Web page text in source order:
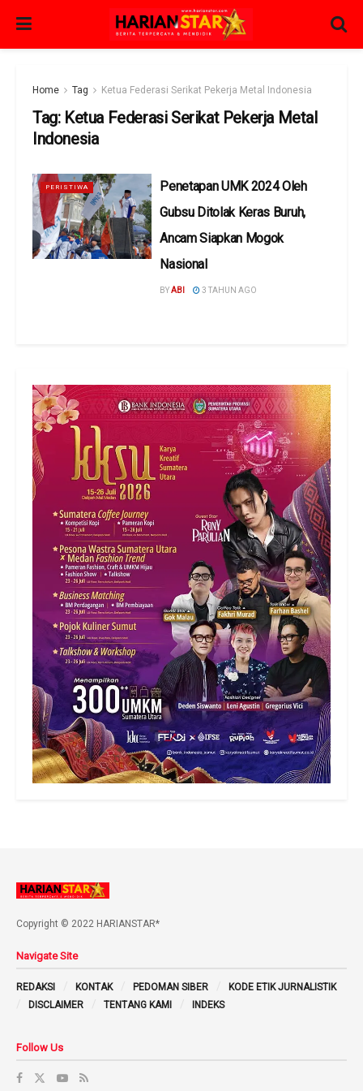
Home Tag Ketua Federasi Serikat Pekerja Metal Indonesia
Tag: Ketua Federasi Serikat Pekerja Metal
Indonesia
PERISTIWA
Penetapan UMK 2024 Oleh
Gubsu Ditolak Keras Buruh,
Ancam Siapkan Mogok
Nasional
BYABI 3 TAHUN AGO
Copyright © 2022 HARIANSTAR*
Navigate Site
REDAKSI KONTAK PEDOMAN SIBER
KODE ETIK JURNALISTIK
DISCLAIMER
TENTANG KAMI INDEKS
Follow Us